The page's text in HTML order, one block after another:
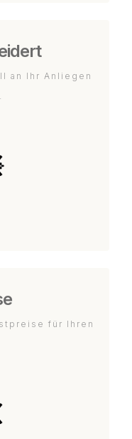
an Ihr Anliegen
für Ihren